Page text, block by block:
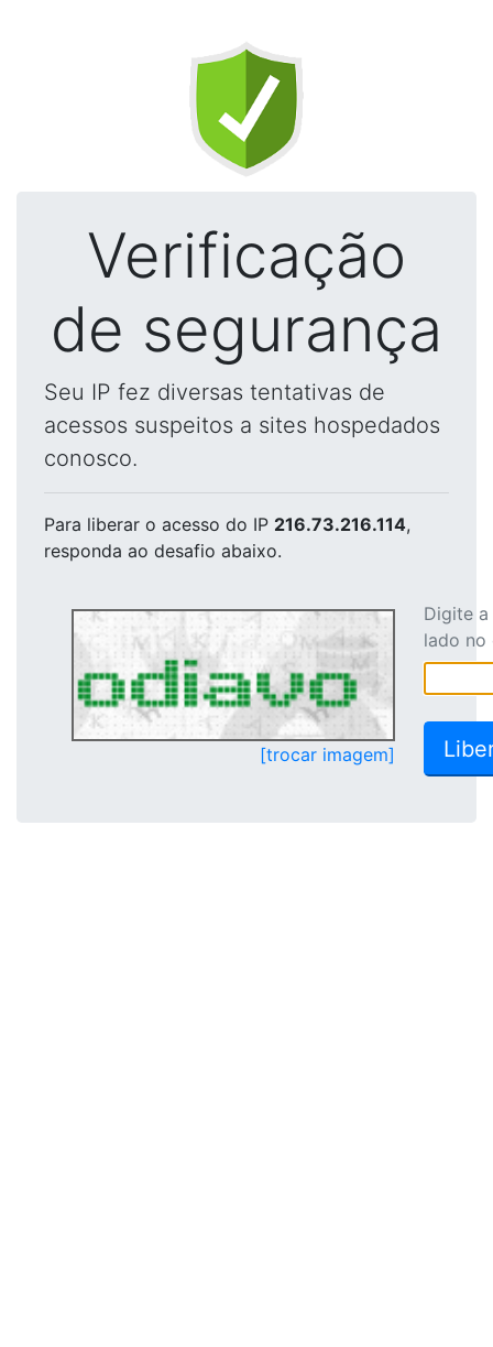
Verificação
de segurança
Seu IP fez diversas tentativas de
acessos suspeitos a sites hospedados
conosco.
Para liberar o acesso do IP 216.73.216.114,
responda ao desafio abaixo.
[trocar imagem]
Digite
lado no